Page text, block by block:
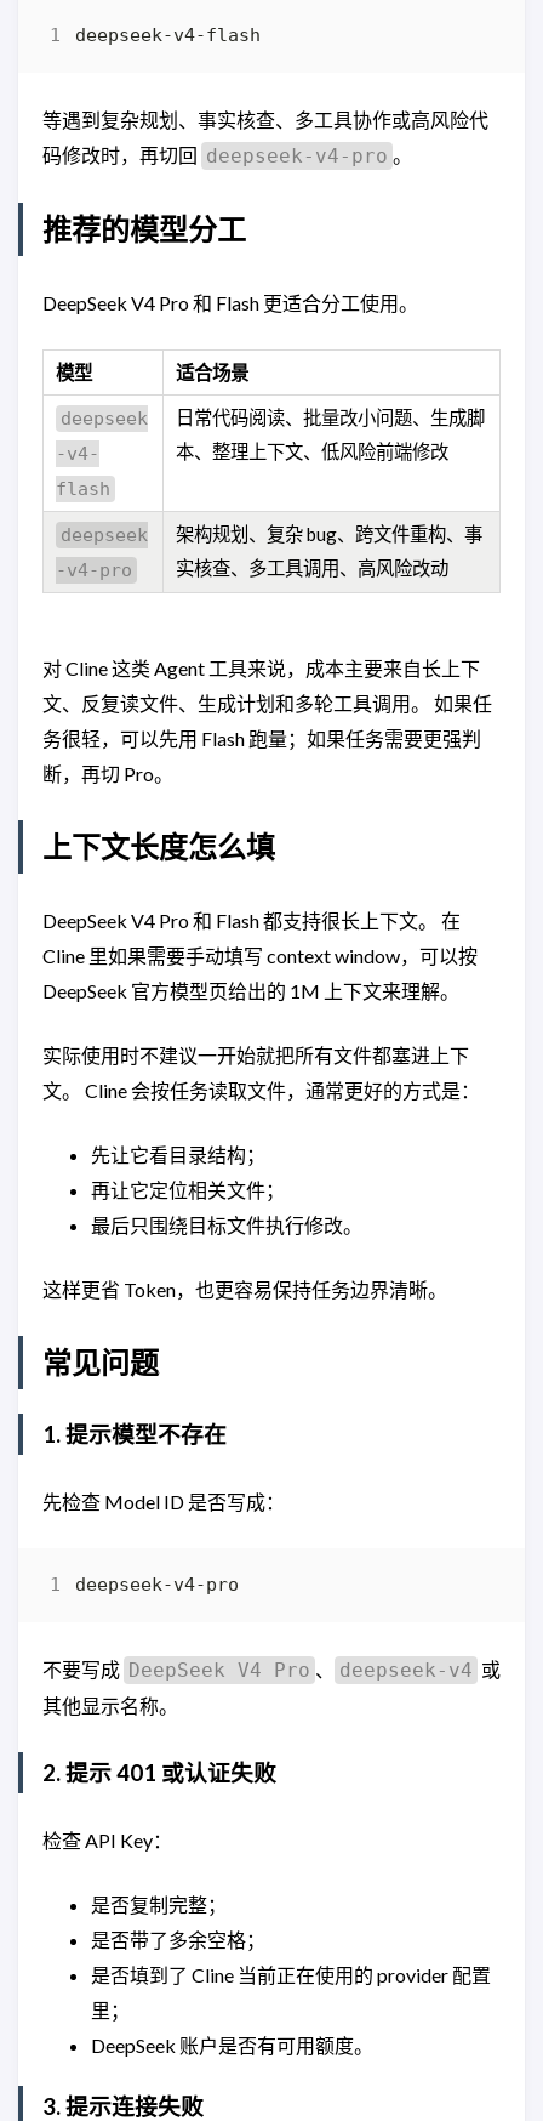
等遇到复杂规划、事实核查、多工具协作或高风险代
码修改时，再切回 deepseek-v4-pro 。
推荐的模型分工
DeepSeek V4 Pro 和 Flash 更适合分工使用。
模型 适合场景
deepseek
-v4-
flash
日常代码阅读、批量改小问题、生成脚
本、整理上下文、低风险前端修改
deepseek
-v4-pro
架构规划、复杂 bug、跨文件重构、事
实核查、多工具调用、高风险改动
对 Cline 这类 Agent 工具来说，成本主要来自长上下
文、反复读文件、生成计划和多轮工具调用。 如果任
务很轻，可以先用 Flash 跑量；如果任务需要更强判
断，再切 Pro。
上下文长度怎么填
DeepSeek V4 Pro 和 Flash 都支持很长上下文。 在
Cline 里如果需要手动填写 context window，可以按
DeepSeek 官方模型页给出的 1M 上下文来理解。
实际使用时不建议一开始就把所有文件都塞进上下
文。 Cline 会按任务读取文件，通常更好的方式是：
先让它看目录结构；
再让它定位相关文件；
最后只围绕目标文件执行修改。
这样更省 Token，也更容易保持任务边界清晰。
常见问题
1. 提示模型不存在
先检查 Model ID 是否写成：
不要写成 DeepSeek V4 Pro 、 deepseek-v4 或
其他显示名称。
2. 提示 401 或认证失败
检查 API Key：
是否复制完整；
是否带了多余空格；
是否填到了 Cline 当前正在使用的 provider 配置
里；
DeepSeek 账户是否有可用额度。
3. 提示连接失败